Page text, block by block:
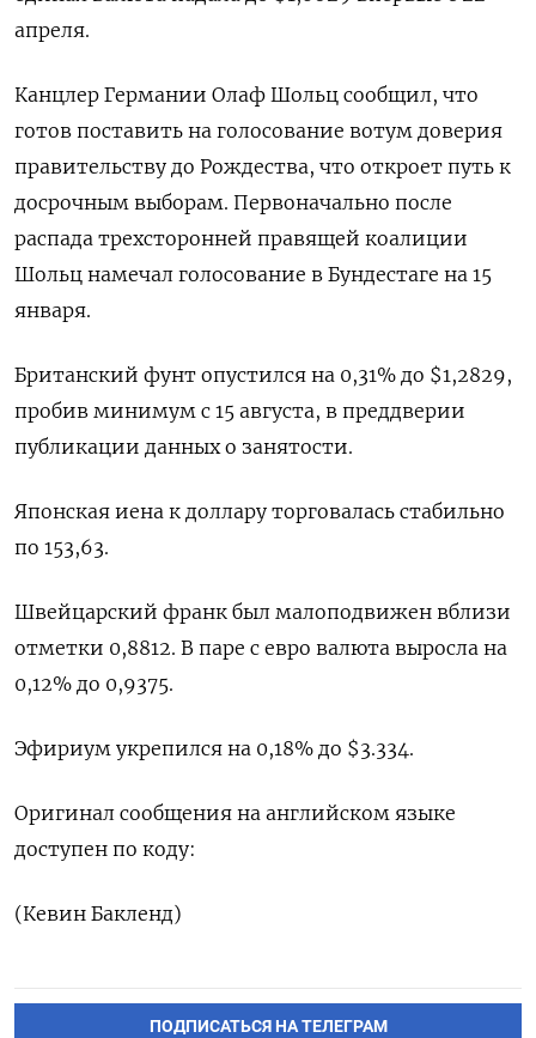
апреля.
Канцлер Германии Олаф Шольц сообщил, что
готов поставить на голосование вотум доверия
правительству до Рождества, что откроет путь к
досрочным выборам. Первоначально после
распада трехсторонней правящей коалиции
Шольц намечал голосование в Бундестаге на 15
января.
Британский фунт опустился на 0,31% до $1,2829,
пробив минимум с 15 августа, в преддверии
публикации данных о занятости.
Японская иена к доллару торговалась стабильно
по 153,63.
Швейцарский франк был малоподвижен вблизи
отметки 0,8812​. В паре с евро валюта выросла на
0,12%​ до 0,9375.
Эфириум укрепился на 0,18% до $3.334.
Оригинал сообщения на английском языке
доступен по коду:
(Кевин Бакленд)
ПОДПИСАТЬСЯ НА ТЕЛЕГРАМ